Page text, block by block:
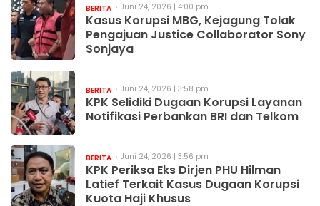
BERITA Juni 24, 2026 | 4:00 pm
Kasus Korupsi MBG, Kejagung Tolak
Pengajuan Justice Collaborator Sony
Sonjaya
BERITA Juni 24, 2026 | 3:58 pm
KPK Selidiki Dugaan Korupsi Layanan
Notifikasi Perbankan BRI dan Telkom
BERITA Juni 24, 2026 | 3:56 pm
KPK Periksa Eks Dirjen PHU Hilman
Latief Terkait Kasus Dugaan Korupsi
Kuota Haji Khusus